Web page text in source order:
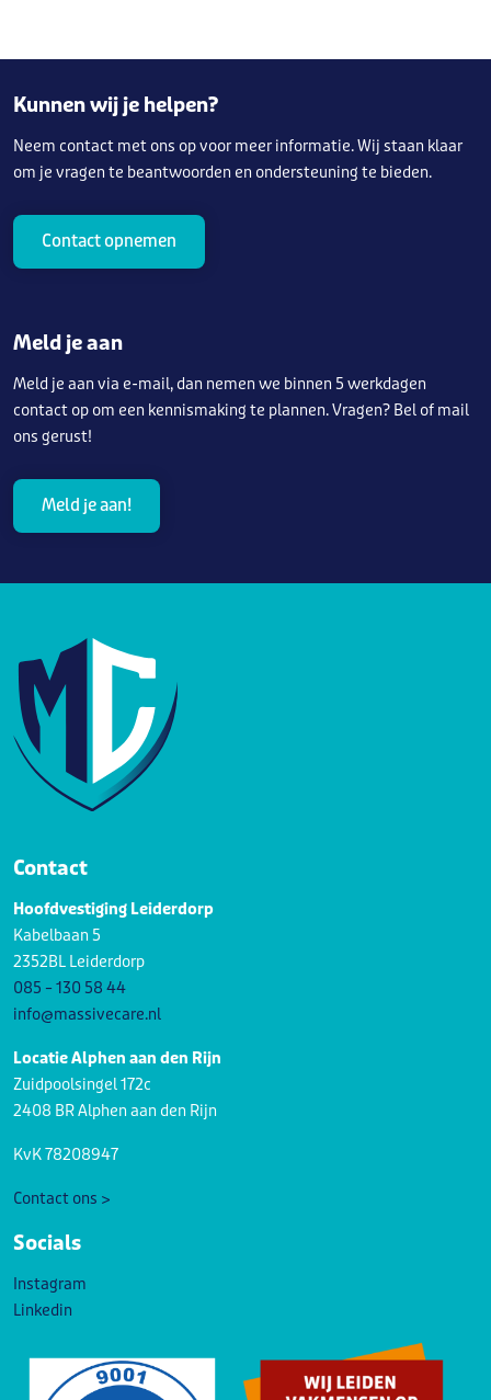
Kunnen wij je helpen?
Neem contact met ons op voor meer informatie. Wij staan klaar
om je vragen te beantwoorden en ondersteuning te bieden.
Contact opnemen
Meld je aan
Meld je aan via e-mail, dan nemen we binnen 5 werkdagen
contact op om een kennismaking te plannen. Vragen? Bel of mail
ons gerust!
Meld je aan!
Contact
Hoofdvestiging Leiderdorp
Kabelbaan 5
2352BL Leiderdorp
085 – 130 58 44
info@massivecare.nl
Locatie Alphen aan den Rijn
Zuidpoolsingel 172c
2408 BR Alphen aan den Rijn
KvK 78208947
Contact ons >
Socials
Instagram
Linkedin